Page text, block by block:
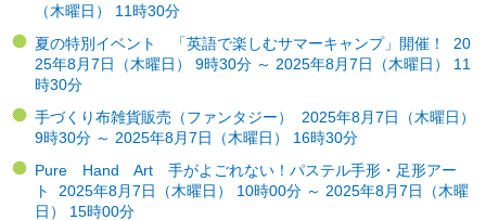
（木曜日） 11時30分
夏の特別イベント 「英語で楽しむサマーキャンプ」開催！ 20
25年8月7日（木曜日） 9時30分 ～ 2025年8月7日（木曜日） 11
時30分
手づくり布雑貨販売（ファンタジー） 2025年8月7日（木曜日）
9時30分 ～ 2025年8月7日（木曜日） 16時30分
Pure Hand Art 手がよごれない！パステル手形・足形アー
ト 2025年8月7日（木曜日） 10時00分 ～ 2025年8月7日（木曜
日） 15時00分